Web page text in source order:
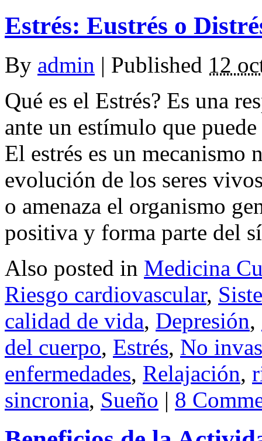
Estrés: Eustrés o
By admin | Published 12
Qué es el Estrés? Es una
ante un estímulo que
El estrés es un mecanismo
evolución de los seres
o amenaza el organismo
positiva y forma parte del
Also posted in Medicina
Riesgo cardiovascular,
calidad de vida, Depresión,
del cuerpo, Estrés, No
enfermedades, Relajación,
sincronia, Sueño | 8